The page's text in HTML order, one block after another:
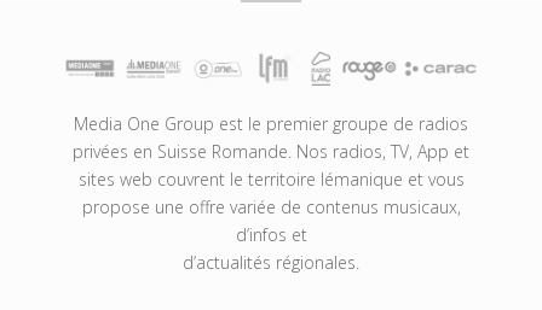
Media One Group est le premier groupe de radios
privées en Suisse Romande. Nos radios, TV, App et
sites web couvrent le territoire lémanique et vous
propose une offre variée de contenus musicaux,
d’infos et
d’actualités régionales.